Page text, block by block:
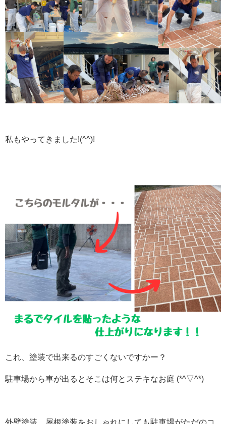
私もやってきました!(^^)!
これ、塗装で出来るのすごくないですかー？
駐車場から車が出るとそこは何とステキなお庭 (*^▽^*)